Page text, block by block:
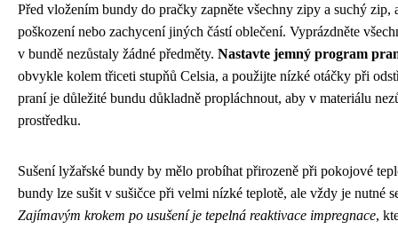
Před vložením bundy do pračky zapněte všechny zipy a suchý zip,
poškození nebo zachycení jiných částí oblečení. Vyprázdněte
v bundě nezůstaly žádné předměty. Nastavte jemný program
obvykle kolem třiceti stupňů Celsia, a použijte nízké otáčky při
praní je důležité bundu důkladně propláchnout, aby v materiálu
prostředku.
Sušení lyžařské bundy by mělo probíhat přirozeně při pokojové
bundy lze sušit v sušičce při velmi nízké teplotě, ale vždy je nutné
Zajímavým krokem po usušení je tepelná reaktivace impregnace,